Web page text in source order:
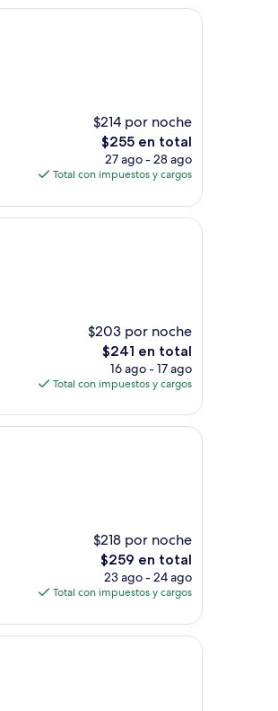
$214 por noche
El
precio
actual
de
$255
$255 en total
27 ago - 28 ago
Total con impuestos y cargos
$203 por noche
El
precio
actual
de
$241
$241 en total
16 ago - 17 ago
Total con impuestos y cargos
$218 por noche
El
precio
actual
de
$259
$259 en total
23 ago - 24 ago
Total con impuestos y cargos